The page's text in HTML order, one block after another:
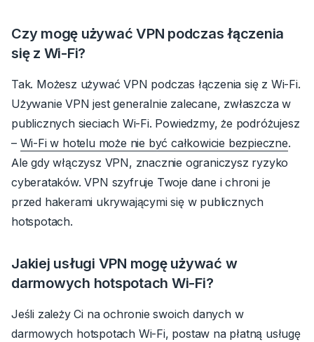
Czy mogę używać VPN podczas łączenia
się z Wi-Fi?
Tak. Możesz używać VPN podczas łączenia się z Wi-Fi.
Używanie VPN jest generalnie zalecane, zwłaszcza w
publicznych sieciach Wi-Fi. Powiedzmy, że podróżujesz
– Wi-Fi w hotelu może nie być całkowicie bezpieczne.
Ale gdy włączysz VPN, znacznie ograniczysz ryzyko
cyberataków. VPN szyfruje Twoje dane i chroni je
przed hakerami ukrywającymi się w publicznych
hotspotach.
Jakiej usługi VPN mogę używać w
darmowych hotspotach Wi-Fi?
Jeśli zależy Ci na ochronie swoich danych w
darmowych hotspotach Wi-Fi, postaw na płatną usługę